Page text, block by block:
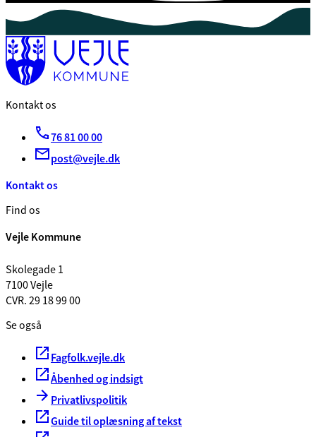
Kontakt os
76 81 00 00
post@vejle.dk
Kontakt os
Find os
Vejle Kommune
Skolegade 1
7100 Vejle
CVR. 29 18 99 00
Se også
Fagfolk.vejle.dk
Åbenhed og indsigt
Privatlivspolitik
Guide til oplæsning af tekst